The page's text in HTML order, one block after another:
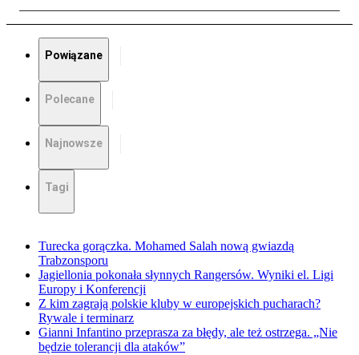
Powiązane
Polecane
Najnowsze
Tagi
Turecka gorączka. Mohamed Salah nową gwiazdą
Trabzonsporu
Jagiellonia pokonała słynnych Rangersów. Wyniki el. Ligi
Europy i Konferencji
Z kim zagrają polskie kluby w europejskich pucharach?
Rywale i terminarz
Gianni Infantino przeprasza za błędy, ale też ostrzega. „Nie
będzie tolerancji dla ataków”